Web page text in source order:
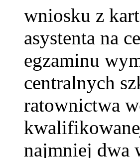
wniosku z
asystenta na
egzaminu
centralnych
ratownictwa
najmniej dwa